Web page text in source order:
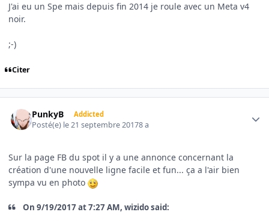
J'ai eu un Spe mais depuis fin 2014 je roule avec un Meta v4
noir.
;-)
Citer
PunkyB Addicted
Posté(e) le 21 septembre 20178 a
Sur la page FB du spot il y a une annonce concernant la
création d'une nouvelle ligne facile et fun... ça a l'air bien
sympa vu en photo
On 9/19/2017 at 7:27 AM, wizido said: